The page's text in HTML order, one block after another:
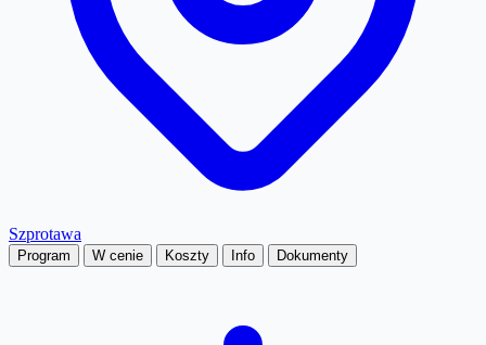
Szprotawa
Program W cenie Koszty Info Dokumenty